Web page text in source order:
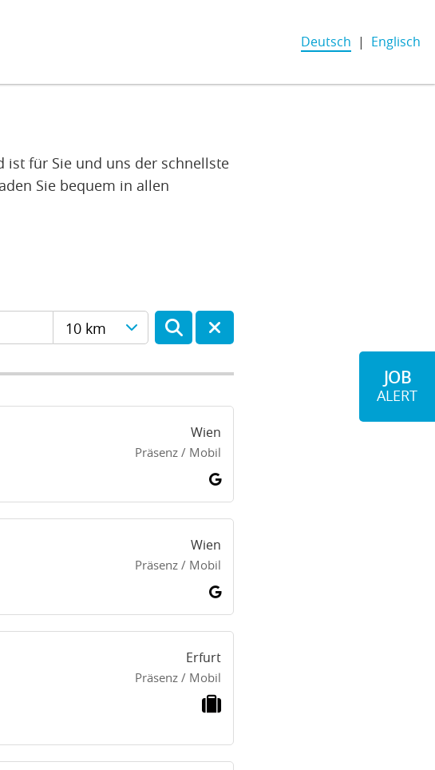
Deutsch Englisch
ist für Sie und uns der schnellste
Sie bequem in allen
10 km
Wien
Präsenz / Mobil
Wien
Präsenz / Mobil
Erfurt
Präsenz / Mobil
JOB
ALERT